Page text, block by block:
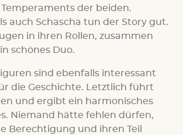
der beiden.
auch Schascha tun der Story gut.
in ihren Rollen, zusammen
schönes Duo.
sind ebenfalls interessant
die Geschichte. Letztlich führt
und ergibt ein harmonisches
Niemand hätte fehlen dürfen,
Berechtigung und ihren Teil